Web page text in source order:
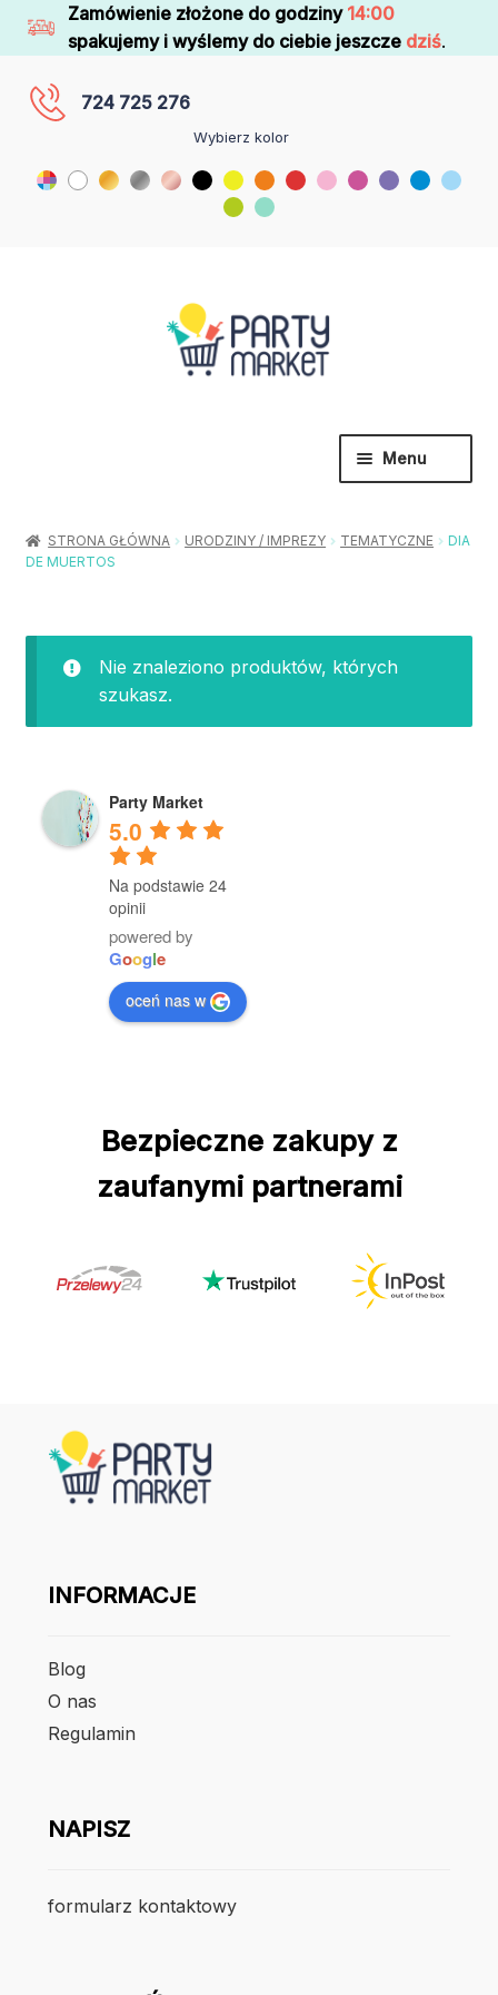
Zamówienie złożone do godziny 14:00
spakujemy i wyślemy do ciebie jeszcze dziś.
724 725 276
Wybierz kolor
Menu
menu
Urodziny / Imprezy
Stroje / Dodatki
Moje konto
STRONA GŁÓWNA URODZINY / IMPREZY TEMATYCZNE
DIA
DE MUERTOS
Nie znaleziono produktów, których
szukasz.
Party Market
5.0
Na podstawie 24
opinii
powered by
Google
oceń nas w
Bezpieczne zakupy z
zaufanymi partnerami
INFORMACJE
Blog
O nas
Regulamin
NAPISZ
formularz kontaktowy